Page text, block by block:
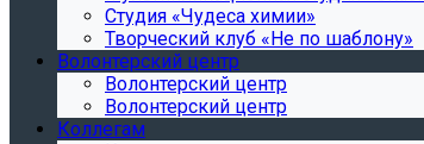
Студия «Чудеса химии»
Творческий клуб «Не по шаблону»
Волонтерский центр
Волонтерский центр
Волонтерский центр
Коллегам